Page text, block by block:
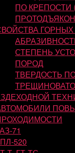
ПО КРЕПОСТИ
СТЕПЕНЬ
ПОРОД
ТВЕРДОСТЬ
71
520